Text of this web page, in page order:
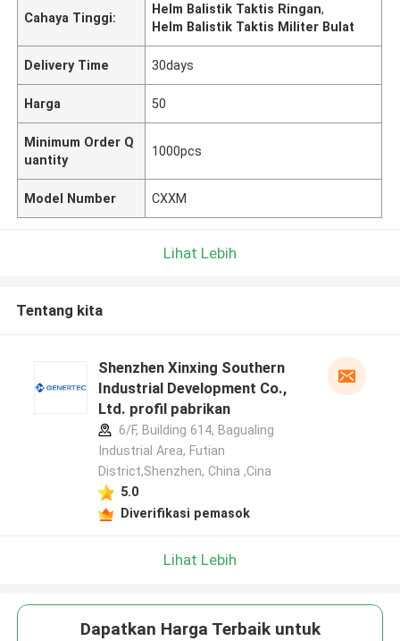
Cahaya Tinggi:
Helm Balistik Taktis Ringan,
Helm Balistik Taktis Militer Bulat
Delivery Time 30days
Harga 50
Minimum Order Q
uantity
1000pcs
Model Number CXXM
Lihat Lebih
Tentang kita
Shenzhen Xinxing Southern
Industrial Development Co.,
Ltd. profil pabrikan
6/F, Building 614, Bagualing
Industrial Area, Futian
District,Shenzhen, China ,Cina
5.0
Diverifikasi pemasok
Lihat Lebih
Dapatkan Harga Terbaik untuk